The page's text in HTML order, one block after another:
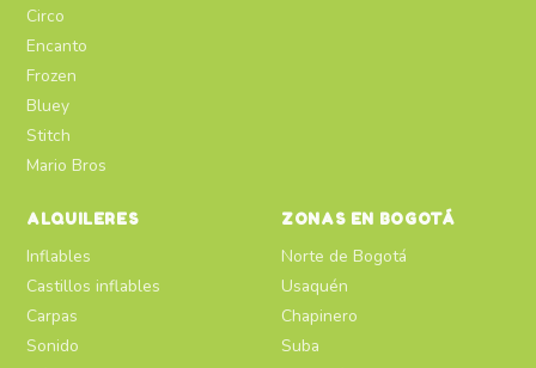
Circo
Encanto
Frozen
Bluey
Stitch
Mario Bros
ALQUILERES
Inflables
Castillos inflables
Carpas
Sonido
ZONAS EN BOGOTÁ
Norte de Bogotá
Usaquén
Chapinero
Suba